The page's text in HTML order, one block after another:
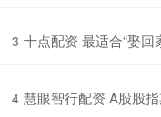
3 十点配资 最适合“娶
4 慧眼智行配资 A股股